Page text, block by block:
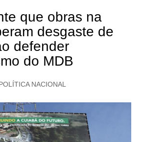
que obras na
desgaste de
defender
do MDB
NACIONAL